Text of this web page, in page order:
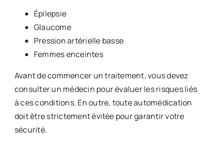
Épilepsie
Glaucome
Pression artérielle basse
Femmes enceintes
Avant de commencer un traitement, vous devez
consulter un médecin pour évaluer les risques liés
à ces conditions. En outre, toute automédication
doit être strictement évitée pour garantir votre
sécurité.